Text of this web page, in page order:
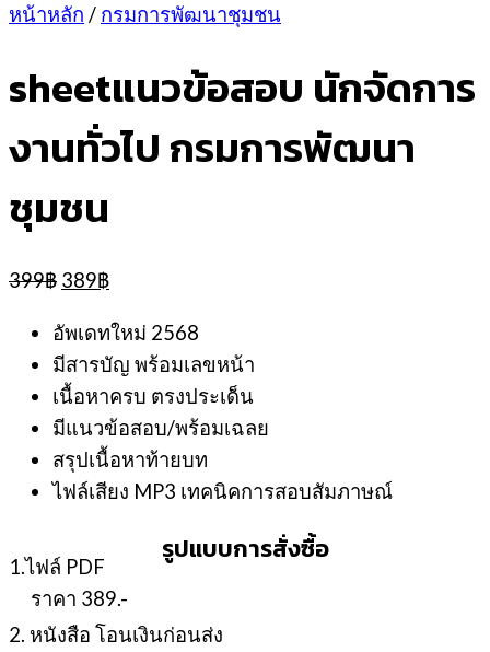
หน้าหลัก / กรมการพัฒนาชุมชน
sheetแนวข้อสอบ นักจัดการ
งานทั่วไป กรมการพัฒนา
ชุมชน
399฿ Original
was:
399฿.
389฿Current
is:
389฿.
อัพเดทใหม่ 2568
มีสารบัญ พร้อมเลขหน้า
เนื้อหาครบ ตรงประเด็น
มีแนวข้อสอบ/พร้อมเฉลย
สรุปเนื้อหาท้ายบท
ไฟล์เสียง MP3 เทคนิคการสอบสัมภาษณ์
รูปแบบการสั่งซื้อ
1.ไฟล์ PDF
ราคา 389.-
2. หนังสือ โอนเงินก่อนส่ง